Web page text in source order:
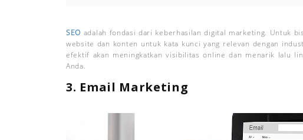
SEO adalah fondasi dari keberhasilan digital marketing. Untuk
website dan konten untuk kata kunci yang relevan dengan
efektif akan meningkatkan visibilitas online dan menarik lalu
Anda.
3. Email Marketing